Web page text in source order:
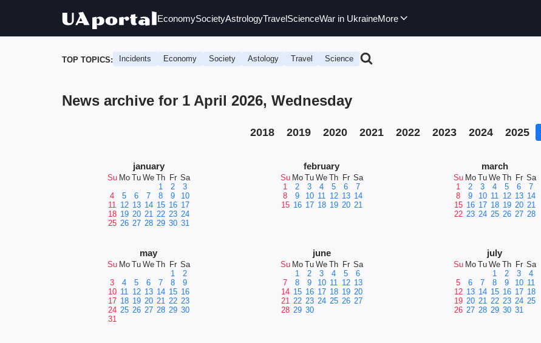
EconomySocietyAstrologyTravelScienceWar in UkraineMore
TOP TOPICS: Incidents Economy Society Astology Travel Science
News archive for 1 April 2026, Wednesday
2018 2019 2020 2021 2022 2023 2024 2025
january
Su Mo Tu We Th Fr Sa
1
2
3
4
5 6 7 8 9
10
11 12 13 14 15 16 17
18 19 20 21 22 23 24
25 26 27 28 29 30 31
february
Su Mo Tu We Th Fr Sa
1
2 3 4 5 6
7
8
9 10 11 12 13 14
15 16 17 18 19 20 21
march
Su Mo Tu We Th Fr Sa
1
2 3 4 5 6
7
8
9 10 11 12 13 14
15 16 17 18 19 20 21
22 23 24 25 26 27 28
may
Su Mo Tu We Th Fr Sa
1
2
3
4 5 6 7 8
9
10 11 12 13 14 15 16
17 18 19 20 21 22 23
24 25 26 27 28 29 30
31
june
Su Mo Tu We Th Fr Sa
1
2 3 4 5
6
7
8 9 10 11 12 13
14 15 16 17 18 19 20
21 22 23 24 25 26 27
28 29 30
july
Su Mo Tu We Th Fr Sa
1
2 3
4
5
6 7 8 9 10 11
12 13 14 15 16 17 18
19 20 21 22 23 24 25
26 27 28 29 30 31